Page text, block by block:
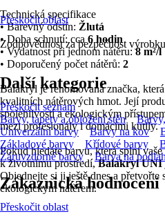
Technická specifikace
• Barevný odstín: Žlutá
• Doba schnutí: cca 6 hodin
• Vydatnost při jednom nátěru:8 m²/l
• Doporučený počet nátěrů: 2
Balakryl je renomovaná značka,
kvalitních nátěrových hmot. Její
spolehlivostí a ekologickým
mezi profesionály i domácími kutily.
Pokud hledáte barvu, která splní
k životnímu prostředí,Balakryl UNI
Objednejte si ji ještě dnes a přetvořte
ekologickým nátěrem.
Přeskočit oblast
Zodpovědnost za bezpečnost
Další kategorie
Přeskočit seznam
Barvy, tapety a obložení stěn
Univerzální barvy
Barvy na kov
Základové barvy
Křídové barvy
Žáruvzdorné barvy
Barva na
Zákaznická hodnocení
Přeskočit oblast